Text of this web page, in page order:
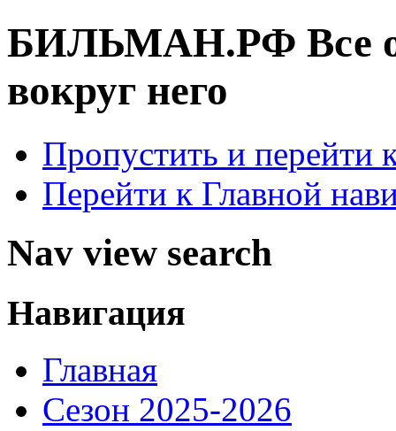
БИЛЬМАН.РФ Все
вокруг него
Пропустить и перейти
Перейти к Главной
Nav view search
Навигация
Главная
Сезон 2025-2026